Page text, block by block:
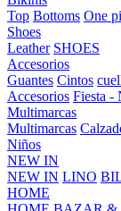
Top Bottoms One
Shoes
Leather SHOES
Accesorios
Guantes Cintos
Accesorios Fiesta -
Multimarcas
Multimarcas
Niños
NEW IN
NEW IN LINO
HOME